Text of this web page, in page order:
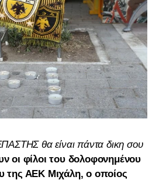
θα είναι πάντα δικη σου
οι φίλοι του δολοφονημένου
της ΑΕΚ Μιχάλη, ο οποίος